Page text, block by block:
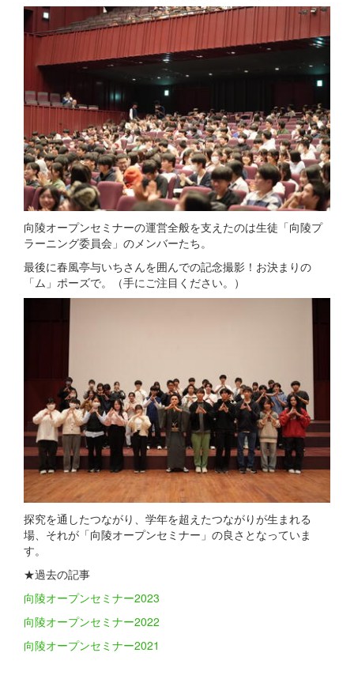
向陵オープンセミナーの運営全般を支えたのは生徒「向陵プ
ラーニング委員会」のメンバーたち。
最後に春風亭与いちさんを囲んでの記念撮影！お決まりの
「ム」ポーズで。（手にご注目ください。）
探究を通したつながり、学年を超えたつながりが生まれる
場、それが「向陵オープンセミナー」の良さとなっていま
す。
★過去の記事
向陵オープンセミナー2023
向陵オープンセミナー2022
向陵オープンセミナー2021